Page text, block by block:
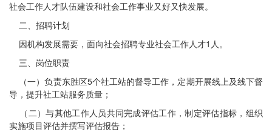
社会工作人才队伍建设和社会工作事业又好又快发展。
二、招聘计划
因机构发展需要，面向社会招聘专业社会工作人才1人。
三、岗位职责
（一）负责东胜区5个社工站的督导工作，定期开展线上及线下督
导，提升社工站服务质量；
（二）与其他工作人员共同完成评估工作，制定评估指标，组织
实施项目评估并撰写评估报告；